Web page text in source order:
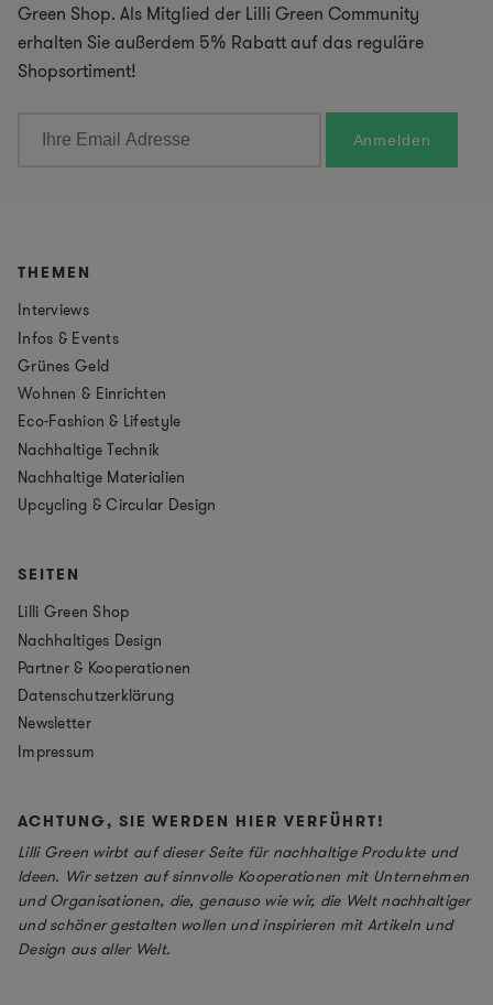
Green Shop. Als Mitglied der Lilli Green Community
erhalten Sie außerdem 5% Rabatt auf das reguläre
Shopsortiment!
THEMEN
Interviews
Infos & Events
Grünes Geld
Wohnen & Einrichten
Eco-Fashion & Lifestyle
Nachhaltige Technik
Nachhaltige Materialien
Upcycling & Circular Design
SEITEN
Lilli Green Shop
Nachhaltiges Design
Partner & Kooperationen
Datenschutzerklärung
Newsletter
Impressum
ACHTUNG, SIE WERDEN HIER VERFÜHRT!
Lilli Green wirbt auf dieser Seite für nachhaltige Produkte und
Ideen. Wir setzen auf sinnvolle Kooperationen mit Unternehmen
und Organisationen, die, genauso wie wir, die Welt nachhaltiger
und schöner gestalten wollen und inspirieren mit Artikeln und
Design aus aller Welt.